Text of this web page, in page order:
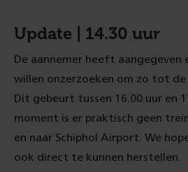
Update | 14.30 uur
De aannemer heeft
willen onzerzoeken om zo tot de
Dit gebeurt tussen 16.00 uur en
moment is er praktisch geen
en naar Schiphol Airport. We
ook direct te kunnen herstellen.